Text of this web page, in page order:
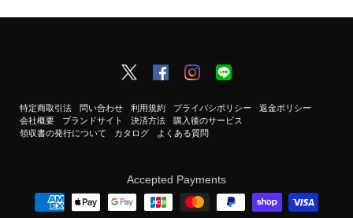
特定商取引法 問い合わせ 利用規約 プライバシポリシー
返金ポリシー
会社概要
ブランドサイト 決済方法
購入後のサービス
領収書の発行について
カタログ よくある質問
Accepted Payments